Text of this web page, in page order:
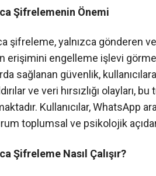
Şifrelemenin Önemi
şifreleme, yalnızca gönderen
erişimini engelleme işlevi
sağlanan güvenlik,
ve veri hırsızlığı olayları,
Kullanıcılar, WhatsApp
toplumsal ve psikolojik
Şifreleme Nasıl Çalışır?